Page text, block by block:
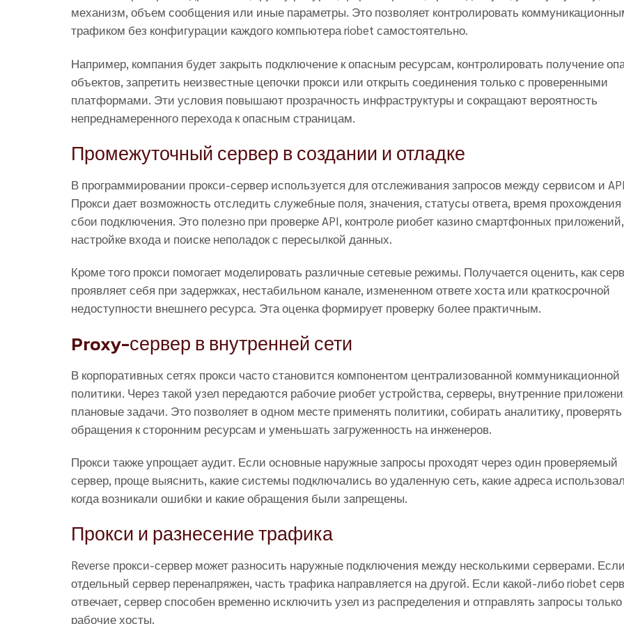
механизм, объем сообщения или иные параметры. Это позволяет контролировать
трафиком без конфигурации каждого компьютера riobet самостоятельно.
Например, компания будет закрыть подключение к опасным ресурсам, контролировать получение
объектов, запретить неизвестные цепочки прокси или открыть соединения только с проверенными
платформами. Эти условия повышают прозрачность инфраструктуры и сокращают вероятность
непреднамеренного перехода к опасным страницам.
Промежуточный сервер в создании и отладке
В программировании прокси-сервер используется для отслеживания запросов между сервисом и
Прокси дает возможность отследить служебные поля, значения, статусы ответа, время прохождения
сбои подключения. Это полезно при проверке API, контроле риобет казино смартфонных приложений,
настройке входа и поиске неполадок с пересылкой данных.
Кроме того прокси помогает моделировать различные сетевые режимы. Получается оценить, как
проявляет себя при задержках, нестабильном канале, измененном ответе хоста или краткосрочной
недоступности внешнего ресурса. Эта оценка формирует проверку более практичным.
Proxy-сервер в внутренней сети
В корпоративных сетях прокси часто становится компонентом централизованной коммуникационной
политики. Через такой узел передаются рабочие риобет устройства, серверы, внутренние
плановые задачи. Это позволяет в одном месте применять политики, собирать аналитику, проверять
обращения к сторонним ресурсам и уменьшать загруженность на инженеров.
Прокси также упрощает аудит. Если основные наружные запросы проходят через один проверяемый
сервер, проще выяснить, какие системы подключались во удаленную сеть, какие адреса
когда возникали ошибки и какие обращения были запрещены.
Прокси и разнесение трафика
Reverse прокси-сервер может разносить наружные подключения между несколькими серверами. Если
отдельный сервер перенапряжен, часть трафика направляется на другой. Если какой-либо riobet
отвечает, сервер способен временно исключить узел из распределения и отправлять запросы
рабочие хосты.